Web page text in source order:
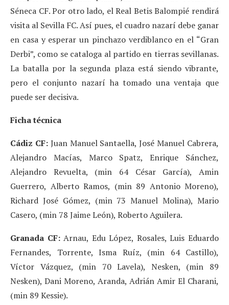
Séneca CF. Por otro lado, el Real Betis Balompié rendirá
visita al Sevilla FC. Así pues, el cuadro nazarí debe ganar
en casa y esperar un pinchazo verdiblanco en el “Gran
Derbi”, como se cataloga al partido en tierras sevillanas.
La batalla por la segunda plaza está siendo vibrante,
pero el conjunto nazarí ha tomado una ventaja que
puede ser decisiva.
Ficha técnica
Cádiz CF: Juan Manuel Santaella, José Manuel Cabrera,
Alejandro Macías, Marco Spatz, Enrique Sánchez,
Alejandro Revuelta, (min 64 César García), Amin
Guerrero, Alberto Ramos, (min 89 Antonio Moreno),
Richard José Gómez, (min 73 Manuel Molina), Mario
Casero, (min 78 Jaime León), Roberto Aguilera.
Granada CF:Arnau, Edu López, Rosales, Luis Eduardo
Fernandes, Torrente, Isma Ruíz, (min 64 Castillo),
Víctor Vázquez, (min 70 Lavela), Nesken, (min 89
Nesken), Dani Moreno, Aranda, Adrián Amir El Charani,
(min 89 Kessie).